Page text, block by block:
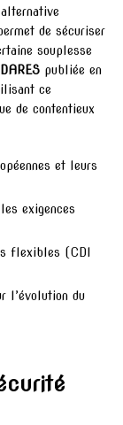
de sécuriser
souplesse
DARES publiée en
ce
de contentieux
et leurs
exigences
flexibles (CDI
l’évolution du